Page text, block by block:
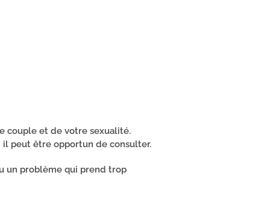
couple et de votre sexualité.
peut être opportun de consulter.
un problème qui prend trop